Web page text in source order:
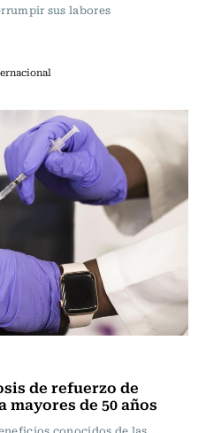
sus labores
de refuerzo de
de 50 años